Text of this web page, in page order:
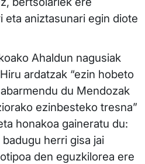
eta aniztasunari egin diote
Ahaldun nagusiak
ardatzak “ezin hobeto
du Mendozak
ezinbesteko tresna”
honakoa gaineratu du:
herri gisa jai
den eguzkilorea ere